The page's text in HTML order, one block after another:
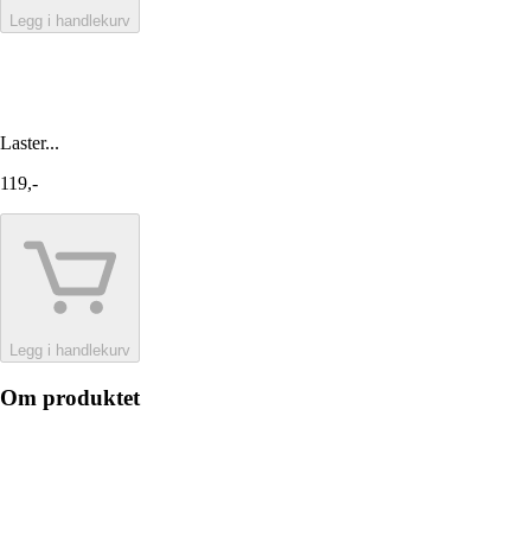
Legg i handlekurv
Laster...
119,-
Legg i handlekurv
Om produktet